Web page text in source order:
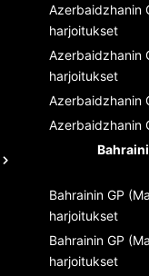
Azerbaidzhanin
harjoitukset
Azerbaidzhanin
harjoitukset
Azerbaidzhanin
Azerbaidzhanin
Bahrainin GP
harjoitukset
Bahrainin GP
harjoitukset